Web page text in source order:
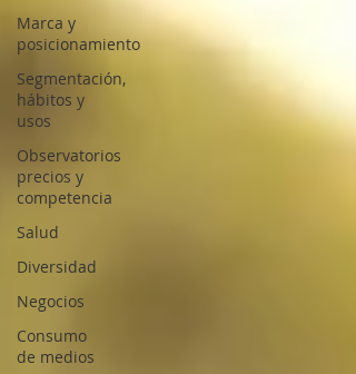
Marca y
posicionamiento
Segmentación,
hábitos y
usos
Observatorios
precios y
competencia
Salud
Diversidad
Negocios
Consumo
de medios